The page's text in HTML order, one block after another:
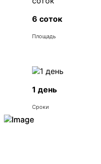
6 соток
Площадь
1 день
Сроки